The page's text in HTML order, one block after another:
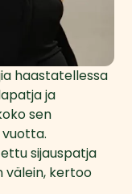
haastatellessa
ja
sen
vuotta.
sijauspatja
välein, kertoo